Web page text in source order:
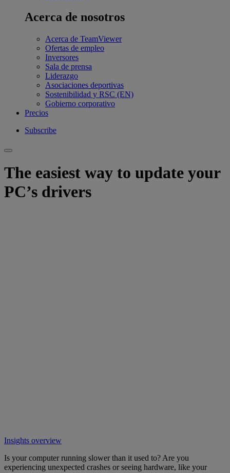
Acerca de nosotros
Acerca de TeamViewer
Ofertas de empleo
Inversores
Sala de prensa
Liderazgo
Asociaciones deportivas
Sostenibilidad y RSC (EN)
Gobierno corporativo
Precios
Subscribe
The easiest way to update your
PC’s drivers
Insights overview
Is your computer running slower than it used to? Are you
experiencing unexpected crashes or seeing hardware, like your